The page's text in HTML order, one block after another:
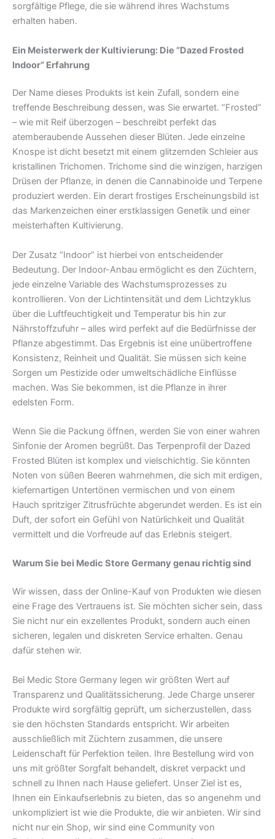
sorgfältige Pflege, die sie während ihres Wachstums
erhalten haben.
Ein Meisterwerk der Kultivierung: Die “Dazed Frosted
Indoor” Erfahrung
Der Name dieses Produkts ist kein Zufall, sondern eine
treffende Beschreibung dessen, was Sie erwartet. “Frosted”
– wie mit Reif überzogen – beschreibt perfekt das
atemberaubende Aussehen dieser Blüten. Jede einzelne
Knospe ist dicht besetzt mit einem glitzernden Schleier aus
kristallinen Trichomen. Trichome sind die winzigen, harzigen
Drüsen der Pflanze, in denen die Cannabinoide und Terpene
produziert werden. Ein derart frostiges Erscheinungsbild ist
das Markenzeichen einer erstklassigen Genetik und einer
meisterhaften Kultivierung.
Der Zusatz “Indoor” ist hierbei von entscheidender
Bedeutung. Der Indoor-Anbau ermöglicht es den Züchtern,
jede einzelne Variable des Wachstumsprozesses zu
kontrollieren. Von der Lichtintensität und dem Lichtzyklus
über die Luftfeuchtigkeit und Temperatur bis hin zur
Nährstoffzufuhr – alles wird perfekt auf die Bedürfnisse der
Pflanze abgestimmt. Das Ergebnis ist eine unübertroffene
Konsistenz, Reinheit und Qualität. Sie müssen sich keine
Sorgen um Pestizide oder umweltschädliche Einflüsse
machen. Was Sie bekommen, ist die Pflanze in ihrer
edelsten Form.
Wenn Sie die Packung öffnen, werden Sie von einer wahren
Sinfonie der Aromen begrüßt. Das Terpenprofil der Dazed
Frosted Blüten ist komplex und vielschichtig. Sie könnten
Noten von süßen Beeren wahrnehmen, die sich mit erdigen,
kiefernartigen Untertönen vermischen und von einem
Hauch spritziger Zitrusfrüchte abgerundet werden. Es ist ein
Duft, der sofort ein Gefühl von Natürlichkeit und Qualität
vermittelt und die Vorfreude auf das Erlebnis steigert.
Warum Sie bei Medic Store Germany genau richtig sind
Wir wissen, dass der Online-Kauf von Produkten wie diesen
eine Frage des Vertrauens ist. Sie möchten sicher sein, dass
Sie nicht nur ein exzellentes Produkt, sondern auch einen
sicheren, legalen und diskreten Service erhalten. Genau
dafür stehen wir.
Bei Medic Store Germany legen wir größten Wert auf
Transparenz und Qualitätssicherung. Jede Charge unserer
Produkte wird sorgfältig geprüft, um sicherzustellen, dass
sie den höchsten Standards entspricht. Wir arbeiten
ausschließlich mit Züchtern zusammen, die unsere
Leidenschaft für Perfektion teilen. Ihre Bestellung wird von
uns mit größter Sorgfalt behandelt, diskret verpackt und
schnell zu Ihnen nach Hause geliefert. Unser Ziel ist es,
Ihnen ein Einkaufserlebnis zu bieten, das so angenehm und
unkompliziert ist wie die Produkte, die wir anbieten. Wir sind
nicht nur ein Shop, wir sind eine Community von